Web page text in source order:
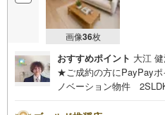
画像36枚
おすすめポイント 大江
★ご成約の方にPayPay
ノベーション物件